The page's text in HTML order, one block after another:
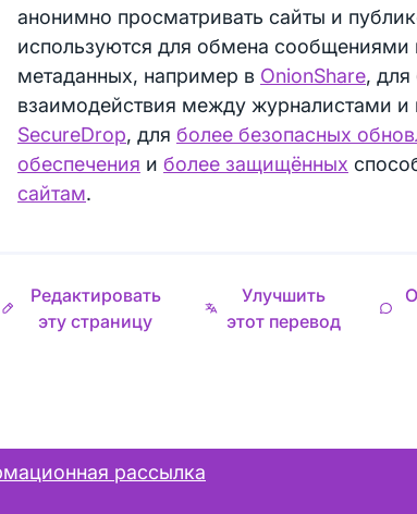
анонимно просматривать сайты и
используются для обмена сообщениями
метаданных, например в OnionShare, для
взаимодействия между журналистами и
SecureDrop, для более безопасных
обеспечения и более защищённых
сайтам.
Редактировать
эту страницу
Улучшить
этот перевод
рассылка